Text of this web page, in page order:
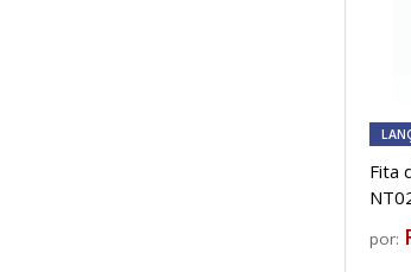
Fita
por: